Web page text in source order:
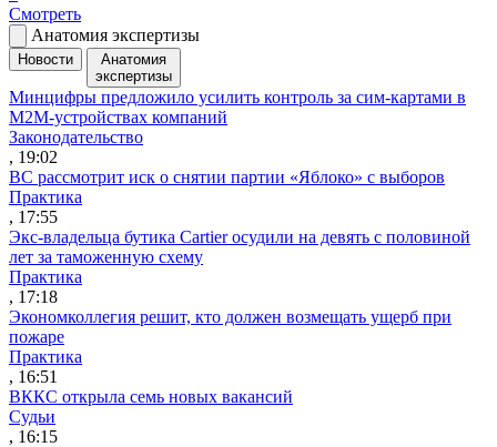
Смотреть
Анатомия экспертизы
Новости
Анатомия
экспертизы
Минцифры предложило усилить контроль за сим-картами в
M2M-устройствах компаний
Законодательство
, 19:02
ВС рассмотрит иск о снятии партии «Яблоко» с выборов
Практика
, 17:55
Экс-владельца бутика Cartier осудили на девять с половиной
лет за таможенную схему
Практика
, 17:18
Экономколлегия решит, кто должен возмещать ущерб при
пожаре
Практика
, 16:51
ВККС открыла семь новых вакансий
Судьи
, 16:15